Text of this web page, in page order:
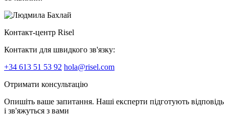
Контакт-центр Risel
Контакти для швидкого зв'язку:
+34 613 51 53 92 hola@risel.com
Отримати консультацію
Опишіть ваше запитання. Наші експерти підготують відповідь
і зв'яжуться з вами